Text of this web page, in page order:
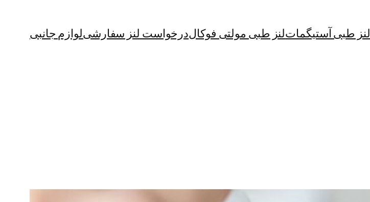
لنز طبی آستیگماتلنز طبی مولتی فوکالدرخواست لنز سفارشیلوازم جانبی